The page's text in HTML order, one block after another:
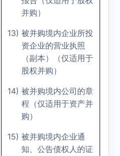
并购）
13) 被并购境内企业所投
资企业的营业执照
（副本）（仅适用于
股权并购）
14) 被并购境内公司的章
程（仅适用于资产并
购）
15) 被并购境内企业通
知、公告债权人的证